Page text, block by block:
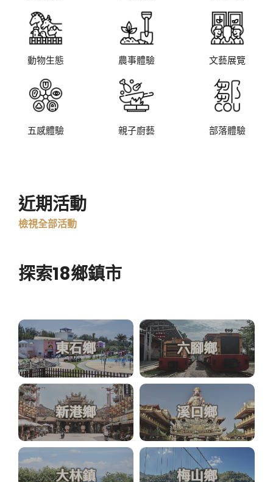
動物生態 農事體驗 文藝展覽
五感體驗 親子廚藝 部落體驗
近期活動
檢視全部活動
探索18鄉鎮市